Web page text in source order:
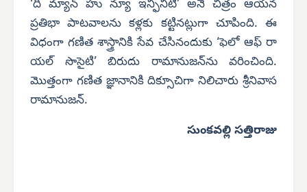
‘ది మ్యాన్ హు న్యూ ఇన్ఫినిటీ’ అనే చిత్రం ఆయన
ప్రతిభా పాటవాలను కళ్లకు కట్టినట్లుగా చూపింది. ఈ
విధంగా గణిత శాస్త్రానికి సేవ చేసినందుకు ‘ఫెలో ఆఫ్ రా
యల్ సొసైటి’ బిరుదు రామానుజన్‌ను వరించింది.
మొత్తంగా గణిత జ్ఞానానికి దిక్సూచిగా నిలిచారు శ్రీనివాస
రామానుజన్.
సుంకవల్లి సత్తిరాజు